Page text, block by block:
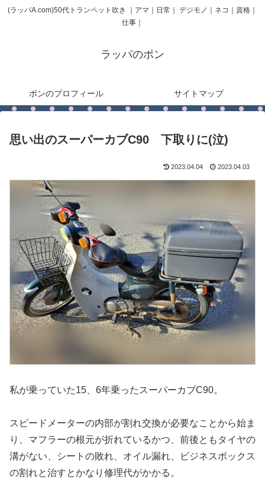
(ラッパA.com)50代トランペット吹き ｜アマ｜日常｜ デジモノ｜ネコ｜資格｜
仕事｜
ラッパのポン
ポンのプロフィール サイトマップ
思い出のスーパーカブC90 下取りに(泣)
2023.04.04 2023.04.03
私が乗っていた15、6年乗ったスーパーカブC90。
スピードメーターの内部が割れ交換が必要なことから始ま
り、マフラーの根元が折れているかつ、前後ともタイヤの
溝がない、シートの敗れ、オイル漏れ、ビジネスボックス
の割れと治すとかなり修理代がかかる。